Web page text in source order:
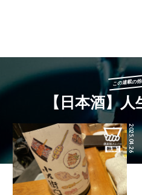
この連載の
【日本酒】
2025.04.26